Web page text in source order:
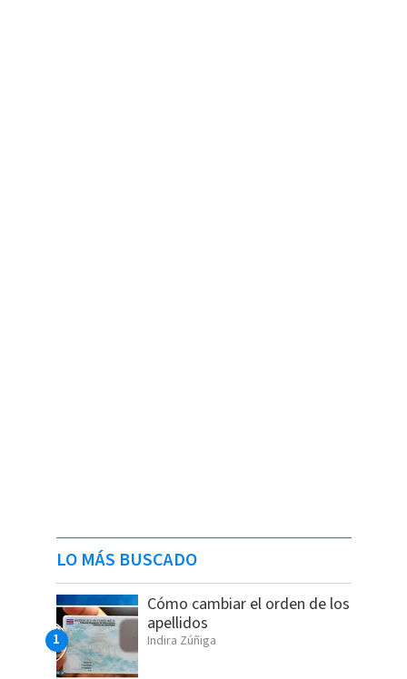
LO MÁS BUSCADO
Cómo cambiar el orden de los
apellidos
Indira Zúñiga